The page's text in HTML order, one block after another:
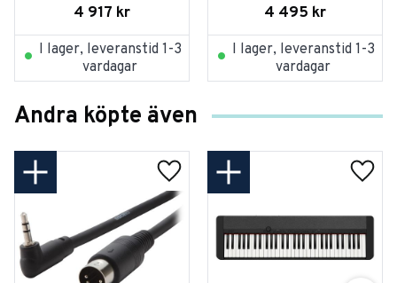
4 917 kr
I lager, leveranstid 1-3
vardagar
4 495 kr
I lager, leveranstid 1-3
vardagar
Andra köpte även